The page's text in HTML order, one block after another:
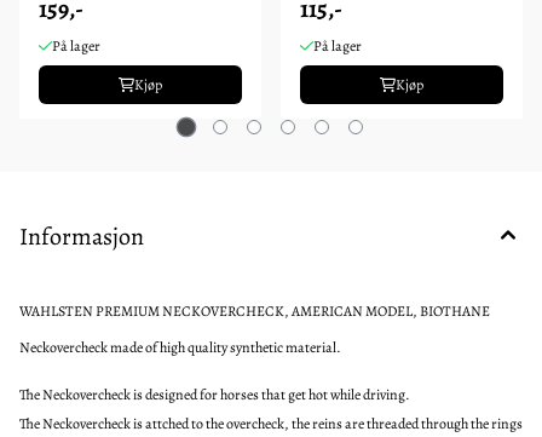
159,-
På lager
Kjøp
115,-
På lager
Kjøp
Informasjon
WAHLSTEN PREMIUM NECKOVERCHECK, AMERICAN MODEL, BIOTHANE
Neckovercheck made of high quality synthetic material.
The Neckovercheck is designed for horses that get hot while driving.
The Neckovercheck is attched to the overcheck, the reins are threaded through the rings